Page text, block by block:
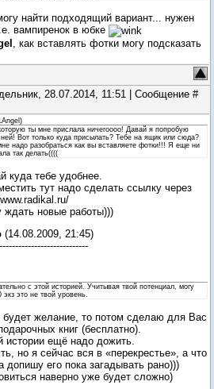
найти подходящий вариант... нужен
вампиренок в юбке
, как вставлять фотки могу подсказать
28.07.2014, 11:51 | Сообщение #
)
ты мне прислала ничегоооо! Давай я попробую
ней! Вот только куда присылать? Тебе на ящик или сюда?
надо разобраться как вы вставляете фотки!!! Я еще ни
так делать((((
куда тебе удобнее.
тут надо сделать ссылку через
ждать новые работы)))
(14.08.2009, 21:45)
с этой историей. Учитывая твой потенциал, могу
экз это не твой уровень.
желание, то потом сделаю для Вас
книг (бесплатно).
истории ещё надо дожить.
но я сейчас вся в «перекрестье», а что
допишу его пока загадывать рано)))
наверно уже будет сложно)